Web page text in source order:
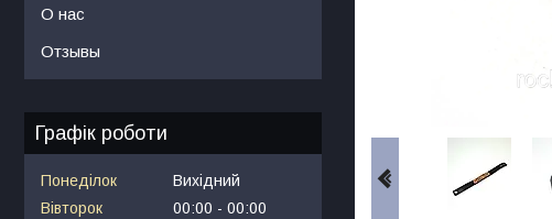
О нас
Отзывы
Графік роботи
Понеділок
Вихідний
Вівторок
00:00
00:00